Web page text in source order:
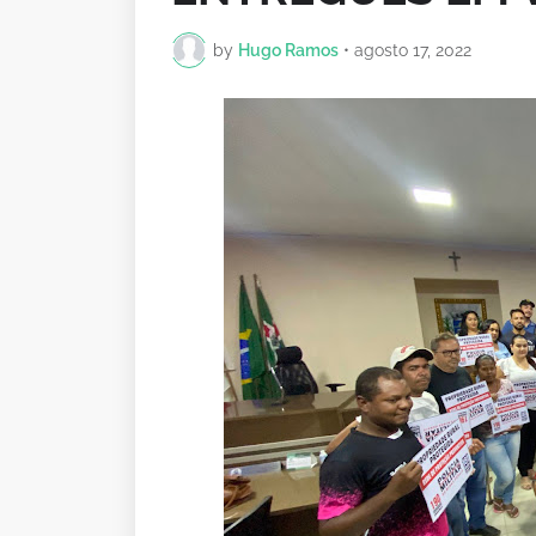
by Hugo Ramos • agosto 17, 2022